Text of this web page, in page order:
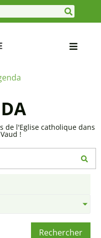
de l'Eglise catholique dans
!
Rechercher